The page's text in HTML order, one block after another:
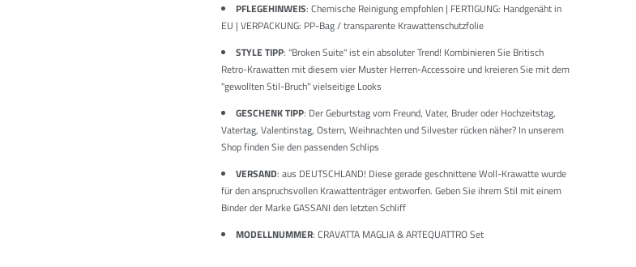
PFLEGEHINWEIS: Chemische Reinigung empfohlen | FERTIGUNG: Handgenäht in
EU | VERPACKUNG: PP-Bag / transparente Krawattenschutzfolie
STYLE TIPP: "Broken Suite" ist ein absoluter Trend! Kombinieren Sie Britisch
Retro-Krawatten mit diesem vier Muster Herren-Accessoire und kreieren Sie mit dem
"gewollten Stil-Bruch" vielseitige Looks
GESCHENK TIPP: Der Geburtstag vom Freund, Vater, Bruder oder Hochzeitstag,
Vatertag, Valentinstag, Ostern, Weihnachten und Silvester rücken näher? In unserem
Shop finden Sie den passenden Schlips
VERSAND: aus DEUTSCHLAND! Diese gerade geschnittene Woll-Krawatte wurde
für den anspruchsvollen Krawattenträger entworfen. Geben Sie ihrem Stil mit einem
Binder der Marke GASSANI den letzten Schliff
MODELLNUMMER: CRAVATTA MAGLIA & ARTEQUATTRO Set